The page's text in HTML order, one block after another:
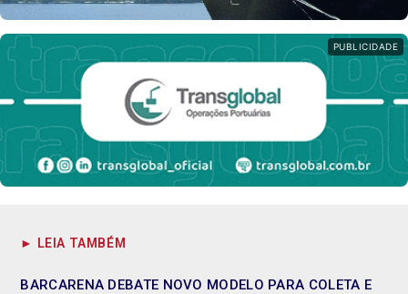
PUBLICIDADE
► LEIA TAMBÉM
BARCARENA DEBATE NOVO MODELO PARA COLETA E